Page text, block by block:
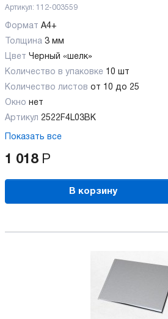
Артикул: 112-003559
Формат А4+
Толщина 3 мм
Цвет Черный «шелк»
Количество в упаковке 10 шт
Количество листов от 10 до 25
Окно нет
Артикул 2522F4L03BK
Показать все
1 018 Р
В корзину